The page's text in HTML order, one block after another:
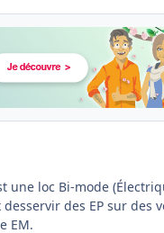
loc Bi-mode
des EP sur des
EM.